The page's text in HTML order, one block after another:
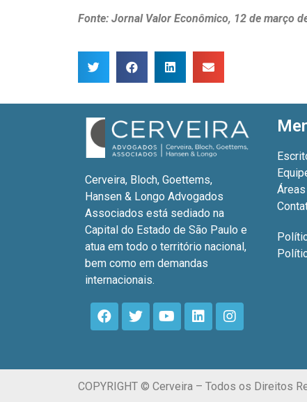
Fonte: Jornal Valor Econômico, 12 de março
Cerveira, Bloch, Goettems,
Hansen & Longo Advogados
Associados está sediado na
Capital do Estado de São Paulo e
atua em todo o território nacional,
bem como em demandas
internacionais.
COPYRIGHT © Cerveira – Todos os Direitos